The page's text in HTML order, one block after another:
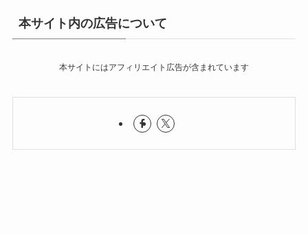
本サイト内の広告について
本サイトにはアフィリエイト広告が含まれています